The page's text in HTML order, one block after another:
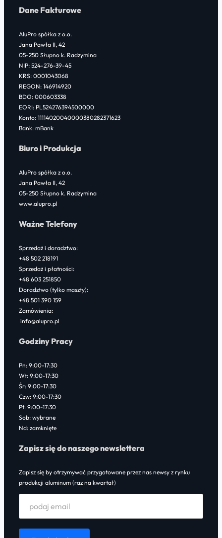
c
b
o
o
k
i
e
r
n
e
d
I
n
Dane Fakturowe
AluPro spółka z o.o.
Jana Pawła II, 42
05-250 Słupno k. Radzymina
NIP: 524-276-39-45
KRS: 0001043068
REGON: 146914920
BDO: 000603338
EORI: PL524276394500000
Konto: 11114020040000380282371623
Bank: mBank
Biuro i Produkcja
AluPro spółka z o.o.
Jana Pawła II, 42
05-250 Słupno k. Radzymina
www.alupro.pl
Ważne Telefony
Sprzedaż i doradztwo:
+48 502 218191
Sprzedaż i płatności:
+48 603 251850
Doradztwo (tylko maszty):
+48 501 390 159
Zamówienia:
info@alupro.pl
Godziny Pracy
Pn: 9:00-17:30
Wt: 9:00-17:30
Śr: 9:00-17:30
Czw: 9:00-17:30
Pt: 9:00-17:30
Sob: wybrane
Nd: zamknięte
Zapisz się do naszego newslettera
Zapisz się by otrzymywać przygotowane przez nas newsy z rynku
produkcji aluminum (raz na kwartał)